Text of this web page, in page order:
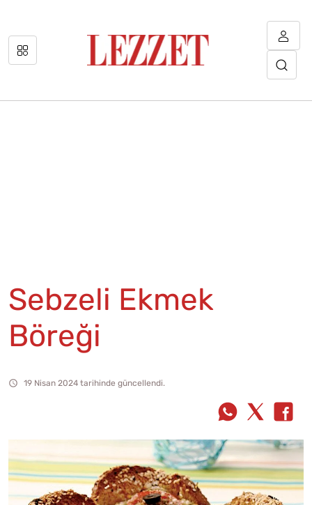
Sebzeli Ekmek
Böreği
19 Nisan 2024 tarihinde güncellendi.